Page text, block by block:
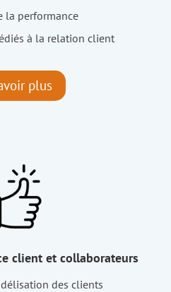
la performance
à la relation client
plus
client et collaborateurs
des clients